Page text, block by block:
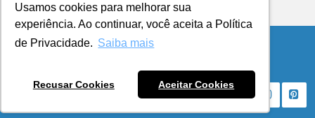
Usamos cookies para melhorar sua
experiência. Ao continuar, você aceita a Política
de Privacidade. Saiba mais
Recusar Cookies Aceitar Cookies